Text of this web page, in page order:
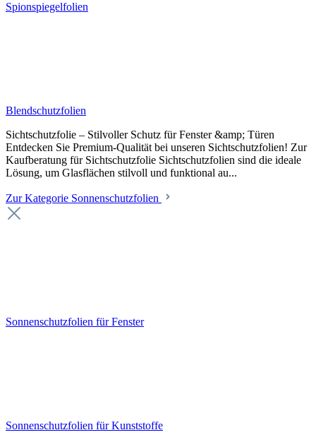
Spionspiegelfolien
Blendschutzfolien
Sichtschutzfolie – Stilvoller Schutz für Fenster &amp; Türen
Entdecken Sie Premium-Qualität bei unseren Sichtschutzfolien! Zur
Kaufberatung für Sichtschutzfolie Sichtschutzfolien sind die ideale
Lösung, um Glasflächen stilvoll und funktional au...
Zur Kategorie Sonnenschutzfolien
Sonnenschutzfolien für Fenster
Sonnenschutzfolien für Kunststoffe